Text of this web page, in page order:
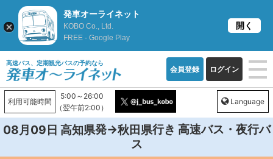
高速バス、定期観光バスの予約なら
会員登録 ログイン
利用可能時間
5:00～26:00
（翌午前2:00）
Language
08月09日 高知県発→秋田県行き 高速バス・夜行バ
ス
発車オーライネット
KOBO Co., Ltd.
FREE - Google Play
開く